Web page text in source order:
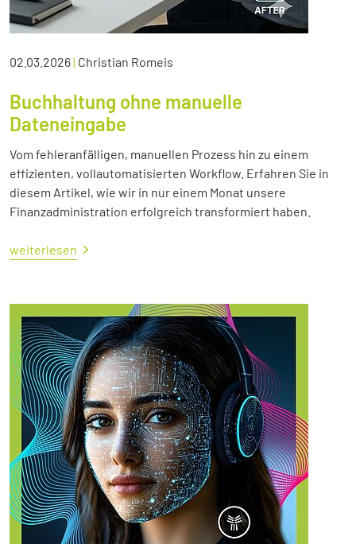
02.03.2026| Christian Romeis
Buchhaltung ohne manuelle
Dateneingabe
Vom fehleranfälligen, manuellen Prozess hin zu einem
effizienten, vollautomatisierten Workflow. Erfahren Sie in
diesem Artikel, wie wir in nur einem Monat unsere
Finanzadministration erfolgreich transformiert haben.
weiterlesen